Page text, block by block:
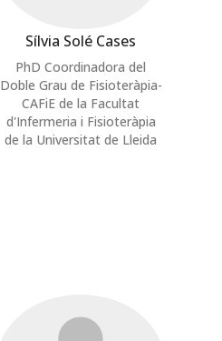
Sílvia Solé Cases
PhD Coordinadora del
Doble Grau de Fisioteràpia-
CAFiE de la Facultat
d'Infermeria i Fisioteràpia
de la Universitat de Lleida